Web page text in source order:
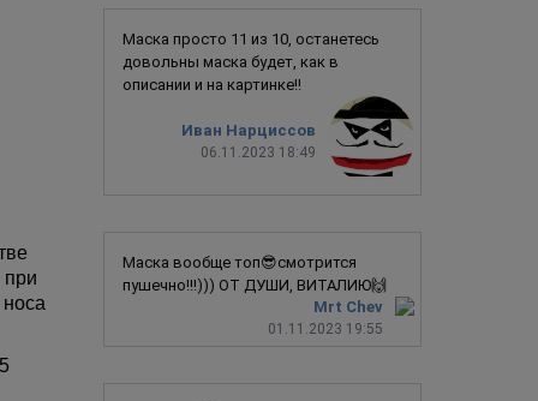
при
Иван Нарциссов
06.11.2023 18:49
Маска просто 11 из 10, останетесь
довольны маска будет, как в
описании и на картинке!!
Mrt Chev
01.11.2023 19:55
Маска вообще топ😎смотрится
пушечно!!!))) ОТ ДУШИ, ВИТАЛИЮ🙌